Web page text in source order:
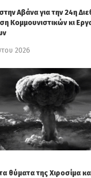
Αβάνα για την 24η
Κομμουνιστικών κι
2026
θύματα της Χιροσίμα